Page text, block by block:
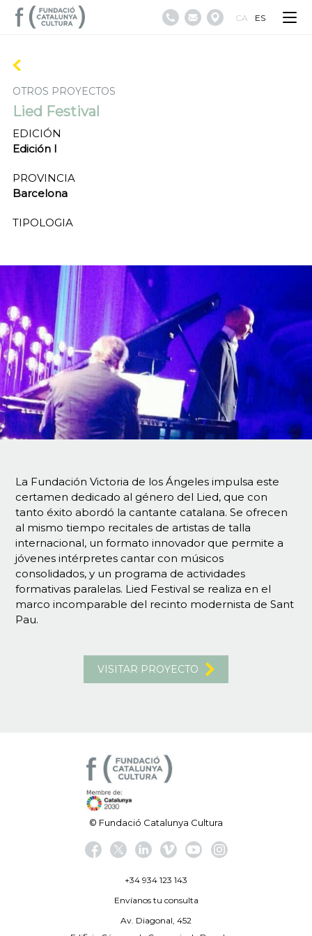
CA ES
OTROS PROYECTOS
Lied Festival
EDICIÓN
Edición I
PROVINCIA
Barcelona
TIPOLOGIA
La Fundación Victoria de los Ángeles impulsa este
certamen dedicado al género del Lied, que con
tanto éxito abordó la cantante catalana. Se ofrecen
al mismo tiempo recitales de artistas de talla
internacional, un formato innovador que permite a
jóvenes intérpretes cantar con músicos
consolidados, y un programa de actividades
formativas paralelas. Lied Festival se realiza en el
marco incomparable del recinto modernista de Sant
Pau.
VISITAR PROYECTO
© Fundació Catalunya Cultura
+34 934 123 143
Envíanos tu consulta
Av. Diagonal, 452